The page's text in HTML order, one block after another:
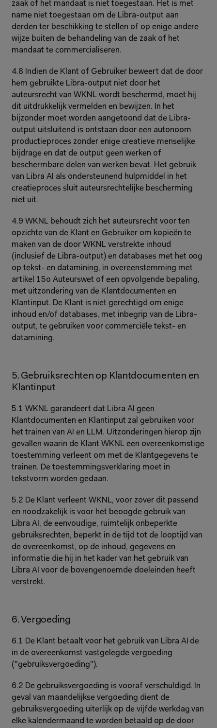
zaak of het mandaat is niet toegestaan. Het is met
name niet toegestaan om de Libra-output aan
derden ter beschikking te stellen of op enige andere
wijze buiten de behandeling van de zaak of het
mandaat te commercialiseren.
4.8 Indien de Klant of Gebruiker beweert dat de door
hem gebruikte Libra-output niet door het
auteursrecht van WKNL wordt beschermd, moet hij
dit uitdrukkelijk vermelden en bewijzen. In het
bijzonder moet worden aangetoond dat de Libra-
output uitsluitend is ontstaan door een autonoom
productieproces zonder enige creatieve menselijke
bijdrage en dat de output geen werken of
beschermbare delen van werken bevat. Het gebruik
van Libra AI als ondersteunend hulpmiddel in het
creatieproces sluit auteursrechtelijke bescherming
niet uit.
4.9 WKNL behoudt zich het auteursrecht voor ten
opzichte van de Klant en Gebruiker om kopieën te
maken van de door WKNL verstrekte inhoud
(inclusief de Libra-output) en databases met het oog
op tekst- en datamining, in overeenstemming met
artikel 15o Auteurswet of een opvolgende bepaling,
met uitzondering van de Klantdocumenten en
Klantinput. De Klant is niet gerechtigd om enige
inhoud en/of databases, met inbegrip van de Libra-
output, te gebruiken voor commerciële tekst- en
datamining.
5. Gebruiksrechten op Klantdocumenten en
Klantinput
5.1 WKNL garandeert dat Libra AI geen
Klantdocumenten en Klantinput zal gebruiken voor
het trainen van AI en LLM. Uitzonderingen hierop zijn
gevallen waarin de Klant WKNL een overeenkomstige
toestemming verleent om met de Klantgegevens te
trainen. De toestemmingsverklaring moet in
tekstvorm worden gedaan.
5.2 De Klant verleent WKNL, voor zover dit passend
en noodzakelijk is voor het beoogde gebruik van
Libra AI, de eenvoudige, ruimtelijk onbeperkte
gebruiksrechten, beperkt in de tijd tot de looptijd van
de overeenkomst, op de inhoud, gegevens en
informatie die hij in het kader van het gebruik van
Libra AI voor de bovengenoemde doeleinden heeft
verstrekt.
6. Vergoeding
6.1 De Klant betaalt voor het gebruik van Libra AI de
in de overeenkomst vastgelegde vergoeding
("gebruiksvergoeding").
6.2 De gebruiksvergoeding is vooraf verschuldigd. In
geval van maandelijkse vergoeding dient de
gebruiksvergoeding uiterlijk op de vijfde werkdag van
elke kalendermaand te worden betaald op de door